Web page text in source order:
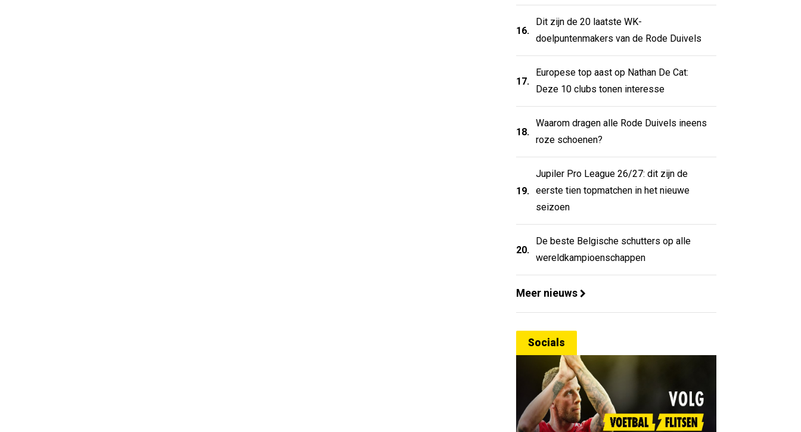
16.
Dit zijn de 20 laatste WK-
doelpuntenmakers van de Rode Duivels
17.
Europese top aast op Nathan De Cat:
Deze 10 clubs tonen interesse
18.
Waarom dragen alle Rode Duivels ineens
roze schoenen?
19.
Jupiler Pro League 26/27: dit zijn de
eerste tien topmatchen in het nieuwe
seizoen
20.
De beste Belgische schutters op alle
wereldkampioenschappen
Meer nieuws
Socials